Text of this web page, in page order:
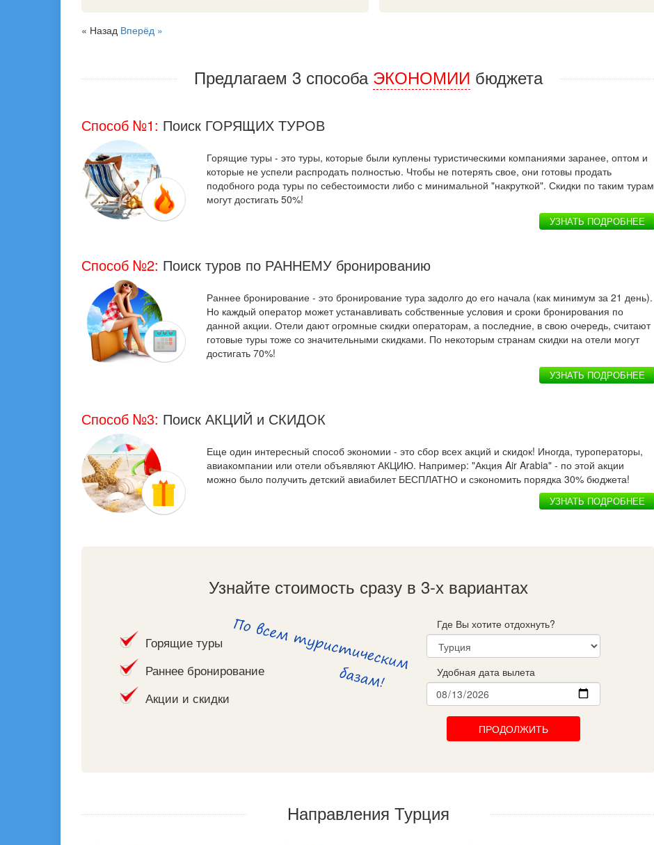
« Назад Вперёд »
Предлагаем 3 способа ЭКОНОМИИ бюджета
Способ №1: Поиск ГОРЯЩИХ ТУРОВ
Горящие туры - это туры, которые были куплены туристическими компаниями заранее, оптом и
которые не успели распродать полностью. Чтобы не потерять свое, они готовы продать
подобного рода туры по себестоимости либо с минимальной "накруткой". Скидки по таким турам
могут достигать 50%!
УЗНАТЬ ПОДРОБНЕЕ
Способ №2: Поиск туров по РАННЕМУ бронированию
Раннее бронирование - это бронирование тура задолго до его начала (как минимум за 21 день).
Но каждый оператор может устанавливать собственные условия и сроки бронирования по
данной акции. Отели дают огромные скидки операторам, а последние, в свою очередь, считают
готовые туры тоже со значительными скидками. По некоторым странам скидки на отели могут
достигать 70%!
УЗНАТЬ ПОДРОБНЕЕ
Способ №3: Поиск АКЦИЙ и СКИДОК
Еще один интересный способ экономии - это сбор всех акций и скидок! Иногда, туроператоры,
авиакомпании или отели объявляют АКЦИЮ. Например: "Акция Air Arabia" - по этой акции
можно было получить детский авиабилет БЕСПЛАТНО и сэкономить порядка 30% бюджета!
УЗНАТЬ ПОДРОБНЕЕ
Узнайте стоимость сразу в 3-х вариантах
Горящие туры
Раннее бронирование
Акции и скидки
Где Вы хотите отдохнуть?
Удобная дата вылета
ПРОДОЛЖИТЬ
Направления Турция